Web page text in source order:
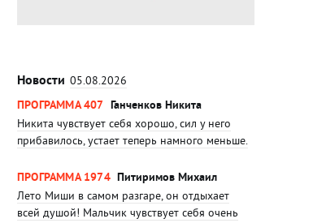
Новости 05.08.2026
ПРОГРАММА 407 Ганченков Никита
Никита чувствует себя хорошо, сил у него
прибавилось, устает теперь намного меньше.
ПРОГРАММА 1974 Питиримов Михаил
Лето Миши в самом разгаре, он отдыхает
всей душой! Мальчик чувствует себя очень